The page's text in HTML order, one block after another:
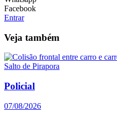
Facebook
Entrar
Veja também
Policial
07/08/2026